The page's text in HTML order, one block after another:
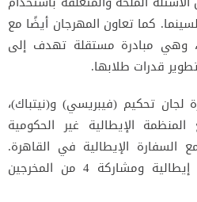
كما تعاون المهرجان أيضًا مع
وهي مبادرة مستقلة تهدف إلى
قدرات طلابها.
تحكيم (فيبريسي) و(نيتباك)،
الإيطالية غير الحكومية
السفارة الإيطالية في القاهرة.
تضمنت الشراكة عرض أفلام إيطالية ومشاركة 4 من المخرجين